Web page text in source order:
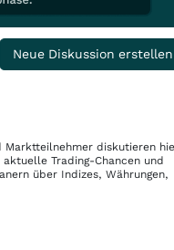
Neue Diskussion erstellen
Marktteilnehmer diskutieren
Trading-Chancen und
über Indizes, Währungen,